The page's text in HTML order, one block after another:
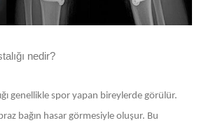
nedir?
genellikle spor yapan bireylerde görülür.
bağın hasar görmesiyle oluşur. Bu